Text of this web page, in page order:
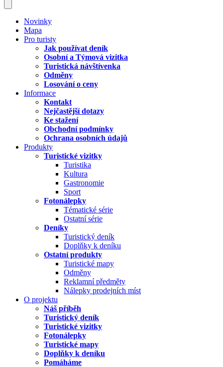
Novinky
Mapa
Pro turisty
Jak používat deník
Osobní a Týmová vizitka
Turistická návštívenka
Odměny
Losování o ceny
Informace
Kontakt
Nejčastější dotazy
Ke stažení
Obchodní podmínky
Ochrana osobních údajů
Produkty
Turistické vizitky
Turistika
Kultura
Gastronomie
Sport
Fotonálepky
Tématické série
Ostatní série
Deníky
Turistický deník
Doplňky k deníku
Ostatní produkty
Turistické mapy
Odměny
Reklamní předměty
Nálepky prodejních míst
O projektu
Náš příběh
Turistický deník
Turistické vizitky
Fotonálepky
Turistické mapy
Doplňky k deníku
Pomáháme